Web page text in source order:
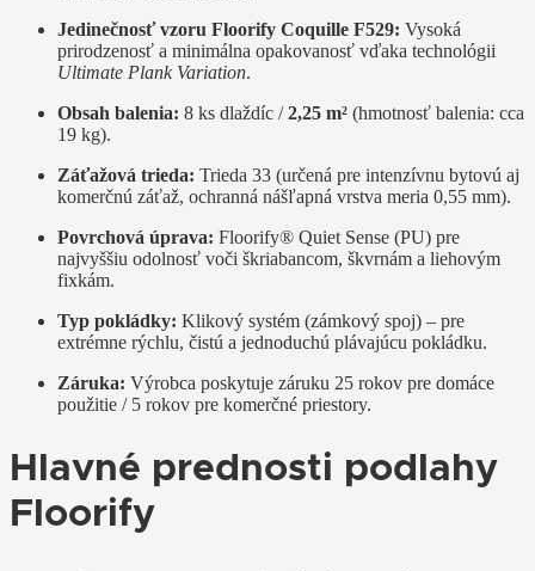
Jedinečnosť vzoru Floorify Coquille F529: Vysoká
prirodzenosť a minimálna opakovanosť vďaka technológii
Ultimate Plank Variation.
Obsah balenia: 8 ks dlaždíc /2,25 m² (hmotnosť balenia: cca
19 kg).
Záťažová trieda: Trieda 33 (určená pre intenzívnu bytovú aj
komerčnú záťaž, ochranná nášľapná vrstva meria 0,55 mm).
Povrchová úprava: Floorify® Quiet Sense (PU) pre
najvyššiu odolnosť voči škriabancom, škvrnám a liehovým
fixkám.
Typ pokládky: Klikový systém (zámkový spoj) – pre
extrémne rýchlu, čistú a jednoduchú plávajúcu pokládku.
Záruka: Výrobca poskytuje záruku 25 rokov pre domáce
použitie / 5 rokov pre komerčné priestory.
Hlavné prednosti podlahy
Floorify